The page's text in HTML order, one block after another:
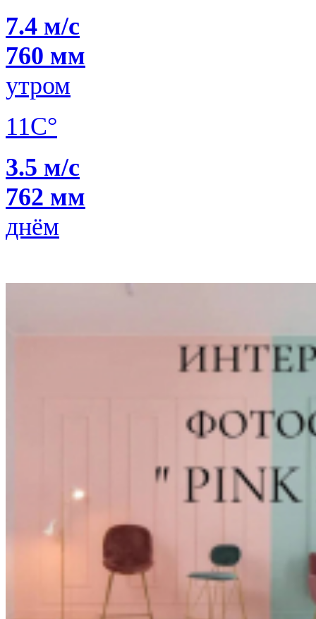
7.4 м/с
760 мм
утром
11C°
3.5 м/с
762 мм
днём